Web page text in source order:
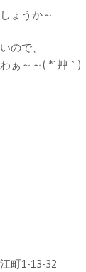
ょうか～
ので、
ぁ～～( *´艸｀)
町1-13-32